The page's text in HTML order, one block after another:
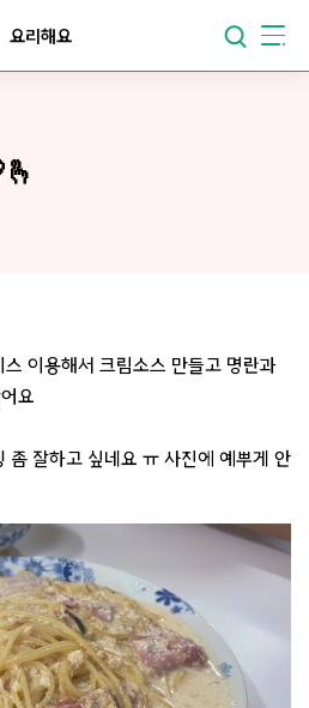
요리해요
이용해서 크림소스 만들고 명란과
요
좀 잘하고 싶네요 ㅠ 사진에 예뿌게 안